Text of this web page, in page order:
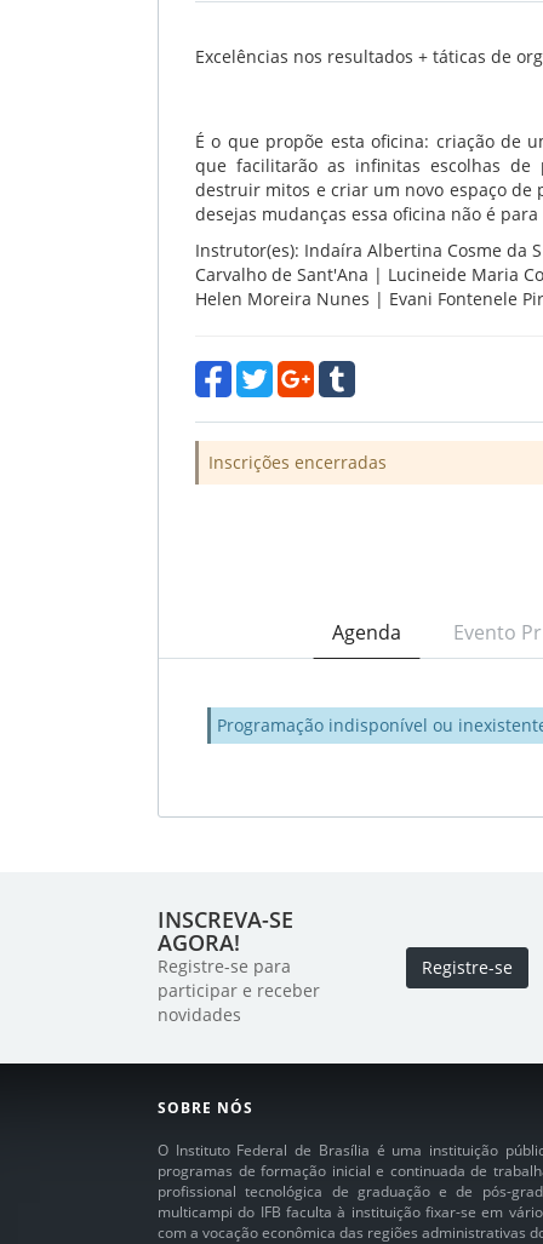
Excelências nos resultados + táticas de
É o que propõe esta oficina: criação de
que facilitarão as infinitas escolhas de
destruir mitos e criar um novo espaço de
desejas mudanças essa oficina não é para
Instrutor(es): Indaíra Albertina Cosme da
Carvalho de Sant'Ana | Lucineide Maria
Helen Moreira Nunes | Evani Fontenele
Inscrições encerradas
Agenda Evento
Programação indisponível ou
INSCREVA-SE
AGORA!
Registre-se para
participar e receber
novidades
Registre-se
SOBRE NÓS
O Instituto Federal de Brasília é uma instituição
programas de formação inicial e continuada de
profissional tecnológica de graduação e de pós-
multicampi do IFB faculta à instituição fixar-se em
com a vocação econômica das regiões administrativas